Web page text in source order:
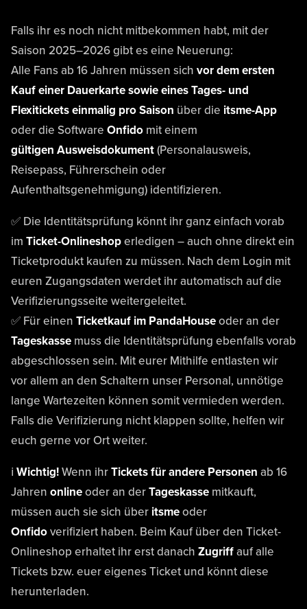
Falls ihr es noch nicht mitbekommen habt, mit der
Saison 2025–2026 gibt es eine Neuerung:
Alle Fans ab 16 Jahren müssen sich vor dem ersten
Kauf einer Dauerkarte sowie eines Tages- und
Flexiticketseinmalig pro Saison über die itsme-App
oder die Software Onfido mit einem
gültigen Ausweisdokument(Personalausweis,
Reisepass, Führerschein oder
Aufenthaltsgenehmigung) identifizieren.
✅ Die Identitätsprüfung könnt ihr ganz einfach vorab
im Ticket-Onlineshoperledigen – auch ohne direkt ein
Ticketprodukt kaufen zu müssen. Nach dem Login mit
euren Zugangsdaten werdet ihr automatisch auf die
Verifizierungsseite weitergeleitet.
✅ Für einen Ticketkauf im PandaHouseoder an der
Tageskasse muss die Identitätsprüfung ebenfalls vorab
abgeschlossen sein. Mit eurer Mithilfe entlasten wir
vor allem an den Schaltern unser Personal, unnötige
lange Wartezeiten können somit vermieden werden.
Falls die Verifizierung nicht klappen sollte, helfen wir
euch gerne vor Ort weiter.
ℹ️ Wichtig!Wenn ihrTickets für andere Personen ab 16
Jahren onlineoder an derTageskasse mitkauft,
müssen auch sie sich über itsmeoder
Onfidoverifiziert haben. Beim Kauf über den Ticket-
Onlineshop erhaltet ihr erst danach Zugriffauf alle
Tickets bzw. euer eigenes Ticket und könnt diese
herunterladen.